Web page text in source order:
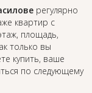
регулярно
квартир с
площадь,
только вы
купить, ваше
по следующему